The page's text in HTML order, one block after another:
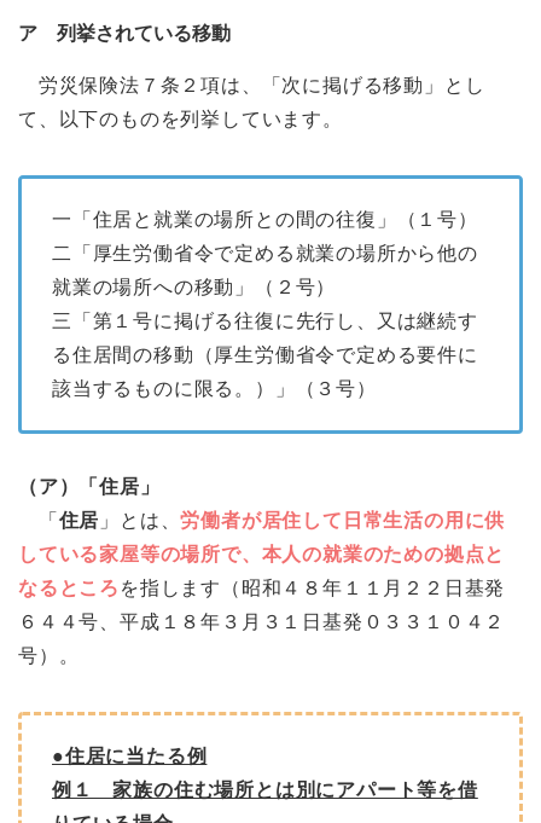
ア 列挙されている移動
労災保険法７条２項は、「次に掲げる移動」とし
て、以下のものを列挙しています。
一「住居と就業の場所との間の往復」（１号）
二「厚生労働省令で定める就業の場所から他の
就業の場所への移動」（２号）
三「第１号に掲げる往復に先行し、又は継続す
る住居間の移動（厚生労働省令で定める要件に
該当するものに限る。）」（３号）
（ア）「住居」
「 住居 」とは、労働者が居住して日常生活の用に供
している家屋等の場所で、本人の就業のための拠点と
なるところ を指します（昭和４８年１１月２２日基発
６４４号、平成１８年３月３１日基発０３３１０４２
号）。
●住居に当たる例
例１ 家族の住む場所とは別にアパート等を借